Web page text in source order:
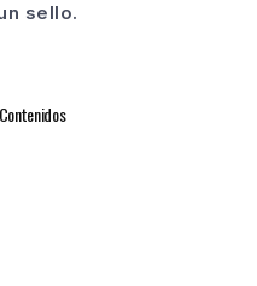
sello.